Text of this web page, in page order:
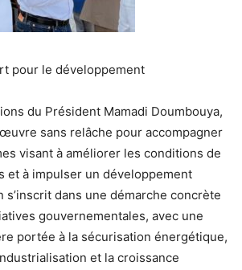
pour le développement
du Président Mamadi Doumbouya,
œuvre sans relâche pour accompagner
visant à améliorer les conditions de
et à impulser un développement
s’inscrit dans une démarche concrète
gouvernementales, avec une
portée à la sécurisation énergétique,
et la croissance